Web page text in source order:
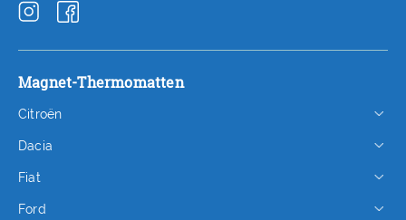
Magnet-Thermomatten
Citroën
Dacia
Fiat
Ford